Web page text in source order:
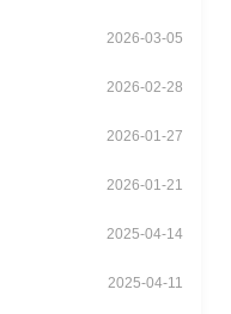
2026-03-05
2026-02-28
2026-01-27
2026-01-21
2025-04-14
2025-04-11